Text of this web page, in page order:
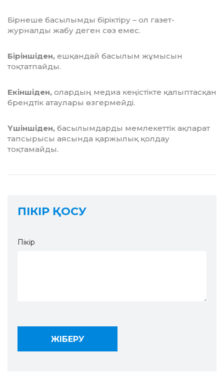
Бірнеше басылымды біріктіру – ол газет-
журналды жабу деген сөз емес.
Біріншіден, ешқандай басылым жұмысын
тоқтатпайды.
Екіншіден, олардың медиа кеңістікте қалыптасқан
брендтік атаулары өзгермейді.
Үшіншіден, басылымдарды мемлекеттік ақпарат
тапсырысы аясында қаржылық қолдау
тоқтамайды.
ПІКІР ҚОСУ
Пікір